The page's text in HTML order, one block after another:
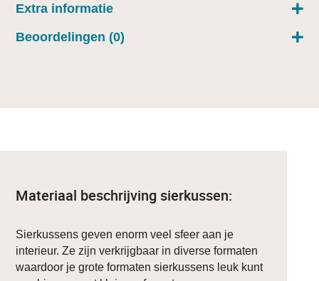
Extra informatie
Beoordelingen (0)
Materiaal beschrijving sierkussen:
Sierkussens geven enorm veel sfeer aan je
interieur. Ze zijn verkrijgbaar in diverse formaten
waardoor je grote formaten sierkussens leuk kunt